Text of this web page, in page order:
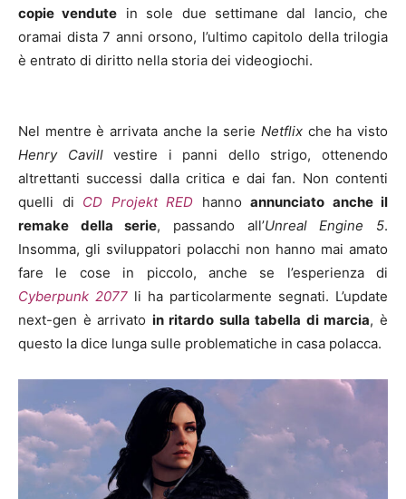
copie vendute in sole due settimane dal lancio, che
oramai dista 7 anni orsono, l’ultimo capitolo della trilogia
è entrato di diritto nella storia dei videogiochi.
Nel mentre è arrivata anche la serie Netflixche ha visto
Henry Cavillvestire i panni dello strigo, ottenendo
altrettanti successi dalla critica e dai fan. Non contenti
quelli di CD Projekt RED hanno annunciato anche il
remake della serie, passando all’Unreal Engine 5.
Insomma, gli sviluppatori polacchi non hanno mai amato
fare le cose in piccolo, anche se l’esperienza di
Cyberpunk 2077 li ha particolarmente segnati. L’update
next-gen è arrivato in ritardo sulla tabella di marcia, è
questo la dice lunga sulle problematiche in casa polacca.